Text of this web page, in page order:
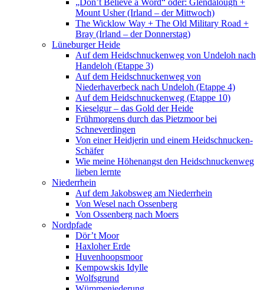
„Don’t Believe a Word“ oder: Glendalough +
Mount Usher (Irland – der Mittwoch)
The Wicklow Way + The Old Military Road +
Bray (Irland – der Donnerstag)
Lüneburger Heide
Auf dem Heidschnuckenweg von Undeloh nach
Handeloh (Etappe 3)
Auf dem Heidschnuckenweg von
Niederhaverbeck nach Undeloh (Etappe 4)
Auf dem Heidschnuckenweg (Etappe 10)
Kieselgur – das Gold der Heide
Frühmorgens durch das Pietzmoor bei
Schneverdingen
Von einer Heidjerin und einem Heidschnucken-
Schäfer
Wie meine Höhenangst den Heidschnuckenweg
lieben lernte
Niederrhein
Auf dem Jakobsweg am Niederrhein
Von Wesel nach Ossenberg
Von Ossenberg nach Moers
Nordpfade
Dör’t Moor
Haxloher Erde
Huvenhoopsmoor
Kempowskis Idylle
Wolfsgrund